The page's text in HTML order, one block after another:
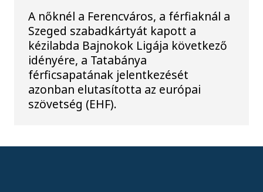
A nőknél a Ferencváros, a férfiaknál a
Szeged szabadkártyát kapott a
kézilabda Bajnokok Ligája következő
idényére, a Tatabánya
férficsapatának jelentkezését
azonban elutasította az európai
szövetség (EHF).